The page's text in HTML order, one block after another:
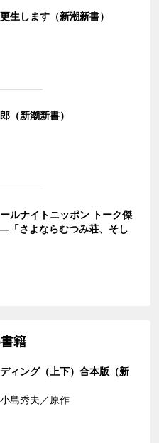
生します（新潮新書）
新潮新書）
ルナイトニッポン トーク傑
「さよならむつみ荘、そし
籍
ィング（上下）合本版（新
島秀夫／原作